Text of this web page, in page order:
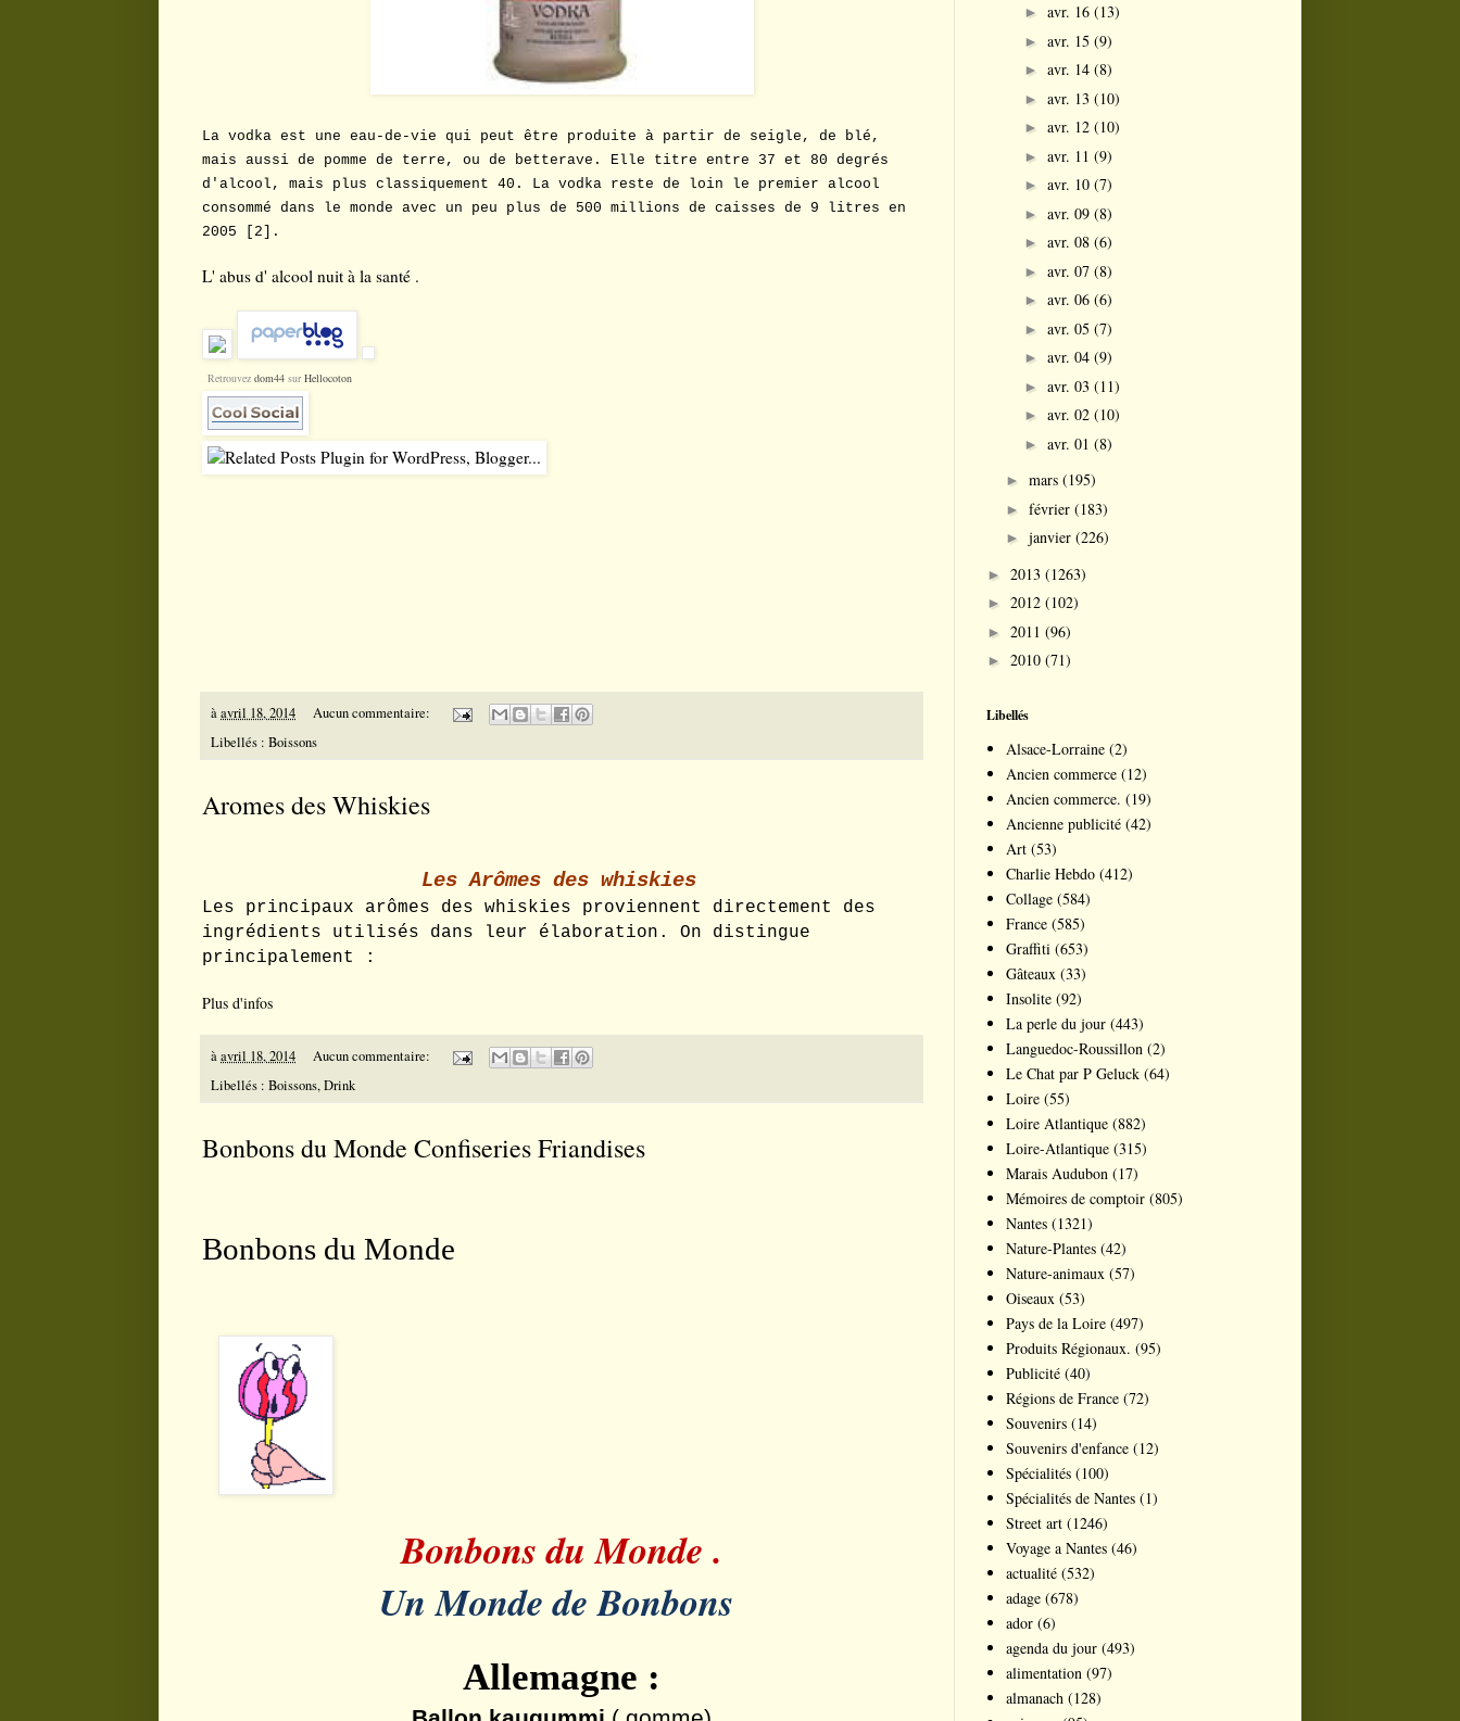
La vodka est une eau-de-vie qui peut être produite à partir de seigle, de blé,
mais aussi de pomme de terre, ou de betterave. Elle titre entre 37 et 80 degrés
d'alcool, mais plus classiquement 40. La vodka reste de loin le premier alcool
consommé dans le monde avec un peu plus de 500 millions de caisses de 9 litres en
2005 [2].
L' abus d' alcool nuit à la santé .
Retrouvez dom44 sur Hellocoton
àavril 18, 2014
Aucun commentaire:
Libellés : Boissons
Aromes des Whiskies
Les Arômes des whiskies
Les principaux arômes des whiskies proviennent directement des
ingrédients utilisés dans leur élaboration. On distingue
principalement :
Plus d'infos
àavril 18, 2014
Aucun commentaire:
Libellés : Boissons,Drink
Bonbons du Monde Confiseries Friandises
Bonbons du Monde
Bonbons du Monde .
Un Monde de Bonbons
Allemagne :
► avr. 16 (13)
► avr. 15 (9)
► avr. 14 (8)
► avr. 13 (10)
► avr. 12 (10)
► avr. 11 (9)
► avr. 10 (7)
► avr. 09 (8)
► avr. 08 (6)
► avr. 07 (8)
► avr. 06 (6)
► avr. 05 (7)
► avr. 04 (9)
► avr. 03 (11)
► avr. 02 (10)
► avr. 01 (8)
► mars (195)
► février (183)
► janvier (226)
► 2013 (1263)
► 2012 (102)
► 2011 (96)
► 2010 (71)
Libellés
Alsace-Lorraine (2)
Ancien commerce (12)
Ancien commerce. (19)
Ancienne publicité (42)
Art (53)
Charlie Hebdo (412)
Collage (584)
France (585)
Graffiti (653)
Gâteaux (33)
Insolite (92)
La perle du jour (443)
Languedoc-Roussillon (2)
Le Chat par P Geluck (64)
Loire (55)
Loire Atlantique (882)
Loire-Atlantique (315)
Marais Audubon (17)
Mémoires de comptoir (805)
Nantes (1321)
Nature-Plantes (42)
Nature-animaux (57)
Oiseaux (53)
Pays de la Loire (497)
Produits Régionaux. (95)
Publicité (40)
Régions de France (72)
Souvenirs (14)
Souvenirs d'enfance (12)
Spécialités (100)
Spécialités de Nantes (1)
Street art (1246)
Voyage a Nantes (46)
actualité (532)
adage (678)
ador (6)
agenda du jour (493)
alimentation (97)
almanach (128)